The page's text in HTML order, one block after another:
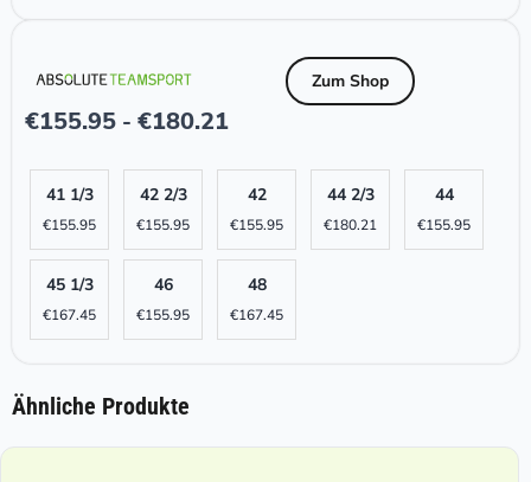
€155.95 - €180.21
Zum Shop
41 1/3
€155.95
42 2/3
€155.95
42
€155.95
44 2/3
€180.21
44
€155.95
45 1/3
€167.45
46
€155.95
48
€167.45
Ähnliche Produkte